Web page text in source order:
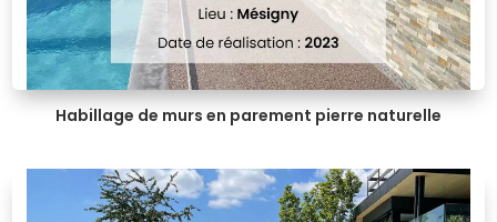
Habillage de murs en parement pierre naturelle